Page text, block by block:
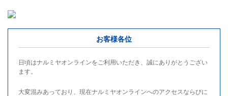
お客様各位
日頃はナルミヤオンラインをご利用いただき、誠にありがとうござい
ます。
大変混みあっており、現在ナルミヤオンラインへのアクセスならびに